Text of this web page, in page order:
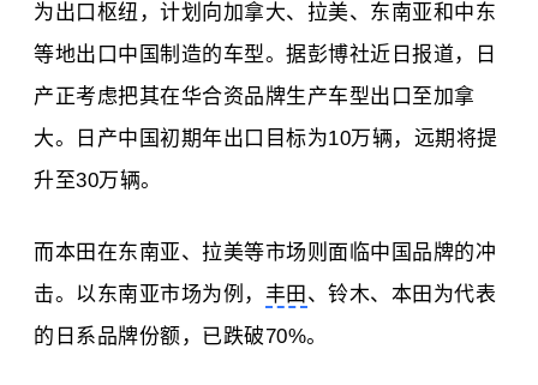
为出口枢纽，计划向加拿大、拉美、东南亚和中东
等地出口中国制造的车型。据彭博社近日报道，日
产正考虑把其在华合资品牌生产车型出口至加拿
大。日产中国初期年出口目标为10万辆，远期将提
升至30万辆。
而本田在东南亚、拉美等市场则面临中国品牌的冲
击。以东南亚市场为例， 丰田 、铃木、本田为代表
的日系品牌份额，已跌破70%。